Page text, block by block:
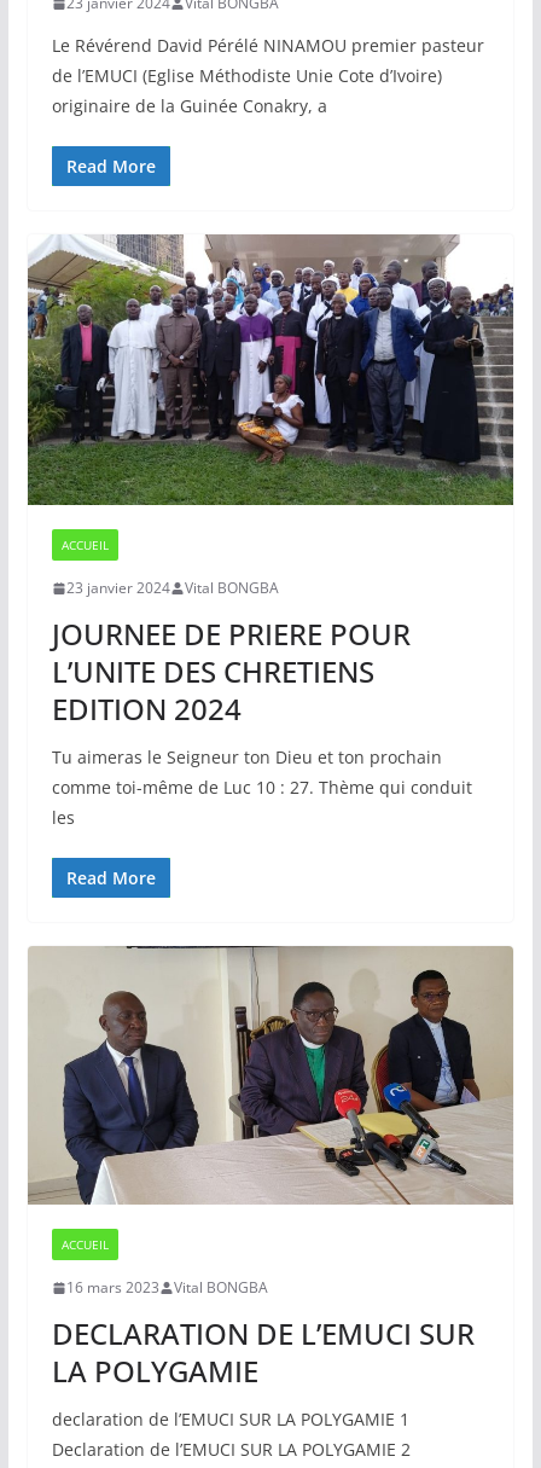
Le Révérend David Pérélé NINAMOU premier pasteur
de l’EMUCI (Eglise Méthodiste Unie Cote d’Ivoire)
originaire de la Guinée Conakry, a
Read More
ACCUEIL
23 janvier 2024 Vital BONGBA
JOURNEE DE PRIERE POUR
L’UNITE DES CHRETIENS
EDITION 2024
Tu aimeras le Seigneur ton Dieu et ton prochain
comme toi-même de Luc 10 : 27. Thème qui conduit
les
Read More
ACCUEIL
16 mars 2023 Vital BONGBA
DECLARATION DE L’EMUCI SUR
LA POLYGAMIE
declaration de l’EMUCI SUR LA POLYGAMIE 1
Declaration de l’EMUCI SUR LA POLYGAMIE 2